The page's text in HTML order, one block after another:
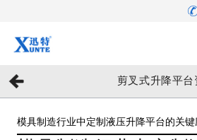
剪叉式升降平台
模具制造行业中定制液压升降平台的关键